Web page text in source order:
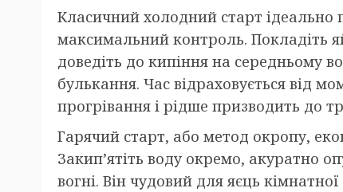
Класичний холодний старт ідеально
максимальний контроль. Покладіть
доведіть до кипіння на середньому
булькання. Час відраховується від
прогрівання і рідше призводить до
Гарячий старт, або метод окропу,
Закип’ятіть воду окремо, акуратно
вогні. Він чудовий для яєць